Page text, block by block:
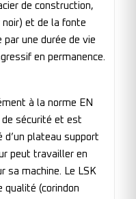
de construction,
et de la fonte
par une durée de vie
en permanence.
à la norme EN
de sécurité et est
d’un plateau support
peut travailler en
sa machine. Le LSK
qualité (corindon